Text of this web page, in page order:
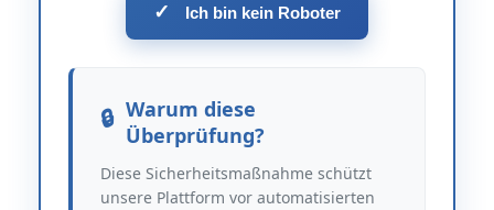
✓ Ich bin kein Roboter
Warum diese
Überprüfung?
Diese Sicherheitsmaßnahme schützt
unsere Plattform vor automatisierten